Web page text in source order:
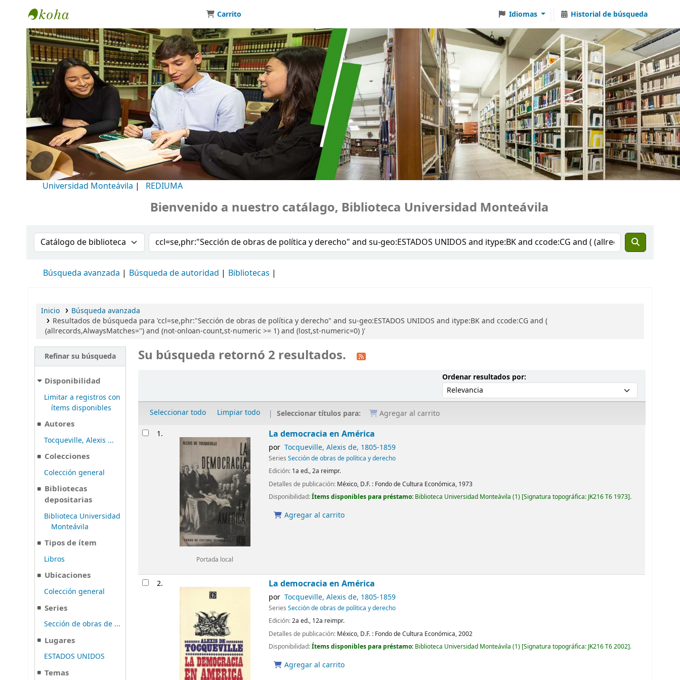
Biblioteca Universidad Monteávila
Carrito Idiomas Historial de búsqueda
Universidad Monteávila | REDIUMA
Bienvenido a nuestro catálago, Biblioteca Universidad Monteávila
Buscar en el catálogo por:Buscar en el catálogo
Búsqueda avanzada Búsqueda de autoridad Bibliotecas
Inicio
Búsqueda avanzada
Resultados de búsqueda para 'ccl=se,phr:"Sección de obras de política y derecho" and su-geo:ESTADOS UNIDOS and itype:BK and ccode:CG and (
(allrecords,AlwaysMatches='') and (not-onloan-count,st-numeric >= 1) and (lost,st-numeric=0) )'
Refinar su búsqueda
Disponibilidad
Limitar a registros con
ítems disponibles
Autores
Tocqueville, Alexis ...
Colecciones
Colección general
Bibliotecas
depositarias
Biblioteca Universidad
Monteávila
Tipos de ítem
Libros
Ubicaciones
Colección general
Series
Sección de obras de ...
Lugares
ESTADOS UNIDOS
Temas
Su búsqueda retornó 2 resultados.
Ordenar resultados por:Ordenar por:
Seleccionar todo Limpiar todo Seleccionar títulos para: Agregar al carrito
Resultados
1.
Portada local
La democracia en América
por Tocqueville, Alexis de, 1805-1859
SeriesSección de obras de política y derecho
Edición: 1a ed., 2a reimpr.
Detalles de publicación: México, D.F. : Fondo de Cultura Económica, 1973
Disponibilidad:Ítems disponibles para préstamo: Biblioteca Universidad Monteávila (1) Signatura topográfica: JK216 T6 1973 .
Agregar al carrito
2. La democracia en América
por Tocqueville, Alexis de, 1805-1859
SeriesSección de obras de política y derecho
Edición:2a ed., 12a reimpr.
Detalles de publicación: México, D.F. : Fondo de Cultura Económica,2002
Disponibilidad:Ítems disponibles para préstamo: Biblioteca Universidad Monteávila (1) Signatura topográfica: JK216 T6 2002 .
Agregar al carrito